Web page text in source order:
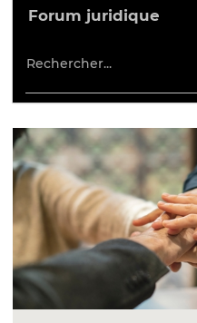
Forum juridique